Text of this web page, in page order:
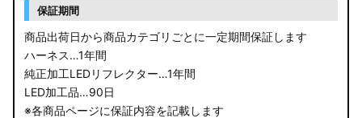
保証期間
商品出荷日から商品カテゴリごとに一定期間保証します
ハーネス…1年間
純正加工LEDリフレクター…1年間
LED加工品…90日
※各商品ページに保証内容を記載します